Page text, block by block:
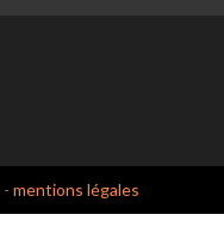
- mentions légales